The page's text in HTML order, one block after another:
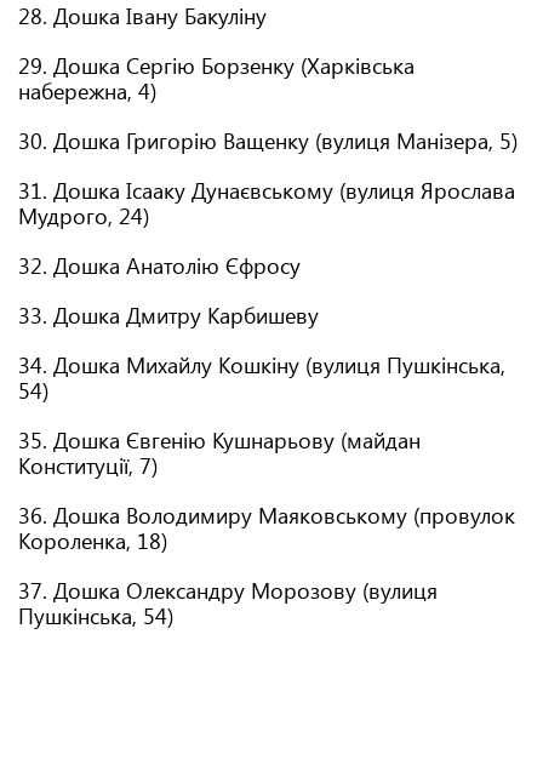
28. Дошка Івану Бакуліну
29. Дошка Сергію Борзенку (Харківська
набережна, 4)
30. Дошка Григорію Ващенку (вулиця Манізера, 5)
31. Дошка Ісааку Дунаєвському (вулиця Ярослава
Мудрого, 24)
32. Дошка Анатолію Єфросу
33. Дошка Дмитру Карбишеву
34. Дошка Михайлу Кошкіну (вулиця Пушкінська,
54)
35. Дошка Євгенію Кушнарьову (майдан
Конституції, 7)
36. Дошка Володимиру Маяковському (провулок
Короленка, 18)
37. Дошка Олександру Морозову (вулиця
Пушкінська, 54)